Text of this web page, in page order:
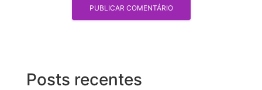
Posts recentes